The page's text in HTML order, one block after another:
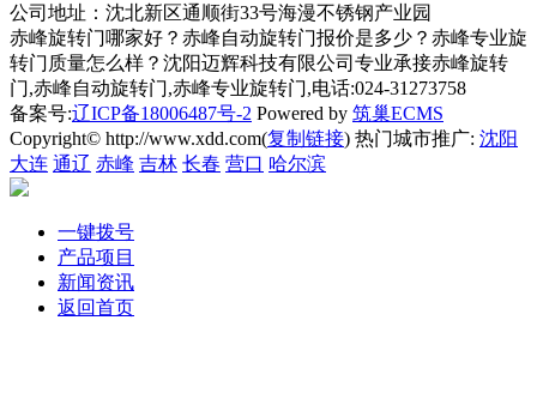
公司地址：沈北新区通顺街33号海漫不锈钢产业园
赤峰旋转门哪家好？赤峰自动旋转门报价是多少？赤峰专业旋
转门质量怎么样？沈阳迈辉科技有限公司专业承接赤峰旋转
门,赤峰自动旋转门,赤峰专业旋转门,电话:024-31273758
备案号:辽ICP备18006487号-2 Powered by 筑巢ECMS
Copyright© http://www.xdd.com(复制链接) 热门城市推广: 沈阳
大连 通辽 赤峰 吉林 长春 营口 哈尔滨
一键拨号
产品项目
新闻资讯
返回首页